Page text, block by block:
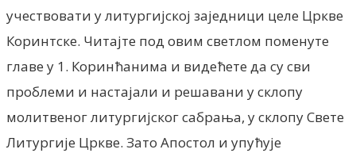
учествовати у литургијској заједници целе Цркве
Коринтске. Читајте под овим светлом поменуте
главе у 1. Коринћанима и видећете да су сви
проблеми и настајали и решавани у склопу
молитвеног литургијског сабрања, у склопу Свете
Литургије Цркве. Зато Апостол и упућује